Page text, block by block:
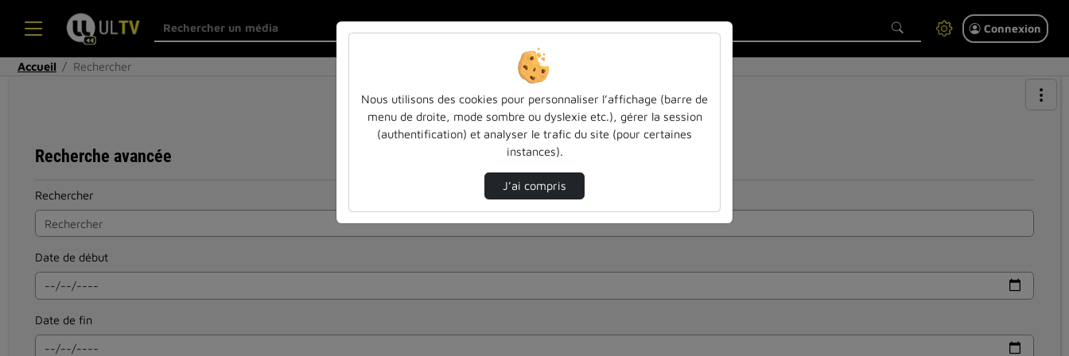
Connexion
Accueil Rechercher
Recherche avancée
Rechercher
Date de début
Date de fin
Nous utilisons des cookies pour personnaliser l’affichage (barre de
menu de droite, mode sombre ou dyslexie etc.), gérer la session
(authentification) et analyser le trafic du site (pour certaines
instances).
J’ai compris